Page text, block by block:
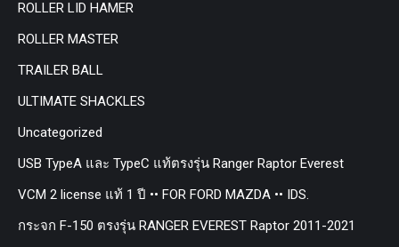
ROLLER LID HAMER
ROLLER MASTER
TRAILER BALL
ULTIMATE SHACKLES
Uncategorized
USB TypeA และ TypeC แท้ตรงรุ่น Ranger Raptor Everest
VCM 2 license แท้ 1 ปี •• FOR FORD MAZDA •• IDS.
กระจก F-150 ตรงรุ่น RANGER EVEREST Raptor 2011-2021